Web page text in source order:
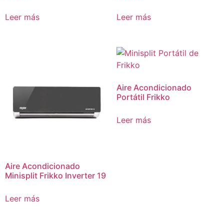
Leer más Leer más
Aire Acondicionado
Minisplit Frikko Inverter 19
Leer más
Aire Acondicionado
Portátil Frikko
Leer más